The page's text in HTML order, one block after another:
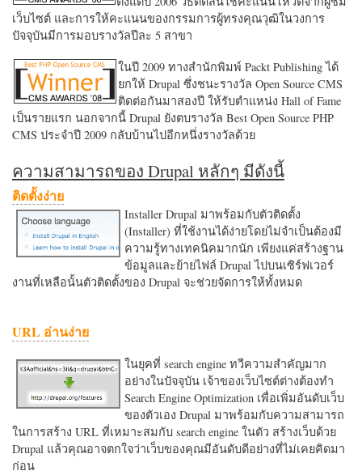
เว็บไซต์ และการให้คะแนนของกรรมการผู้ทรงคุณวุฒิในวงการ
ปัจจุบันมีการมอบรางวัลปีละ 5 สาขา
ในปี 2009 ทางสำนักพิมพ์ Packt Publishing ได้
ยกให้ Drupal ซึ่งชนะรางวัล Open Source CMS
ติดต่อกันมาสองปี ให้รับตำแหน่ง Hall of Fame
เป็นรายแรก นอกจากนี้ Drupal ยังตบรางวัล Best Open Source PHP
CMS ประจำปี 2009 กลับบ้านไปอีกหนึ่งรางวัลด้วย
ความสามารถของ Drupal หลักๆ มีดังนี้
ติดตั้งง่าย
Installer Drupal มาพร้อมกับตัวติดตั้ง
(Installer) ที่ใช้งานได้ง่ายโดยไม่จำเป็นต้องมี
ความรู้ทางเทคนิคมากนัก เพียงแค่สร้างฐาน
ข้อมูลและย้ายไฟล์ Drupal ไปบนเซิร์ฟเวอร์
งานที่เหลือนั้นตัวติดตั้งของ Drupal จะช่วยจัดการให้ทั้งหมด
URL อ่านง่าย
ในยุคที่ search engine ทวีความสำคัญมาก
อย่างในปัจจุบัน เจ้าของเว็บไซต์ต่างต้องทำ
Search Engine Optimization เพื่อเพิ่มอันดับเว็บ
ของตัวเอง Drupal มาพร้อมกับความสามารถ
ในการสร้าง URL ที่เหมาะสมกับ search engine ในตัว สร้างเว็บด้วย
Drupal แล้วคุณอาจตกใจว่าเว็บของคุณมีอันดับดีอย่างที่ไม่เคยคิดมา
ก่อน